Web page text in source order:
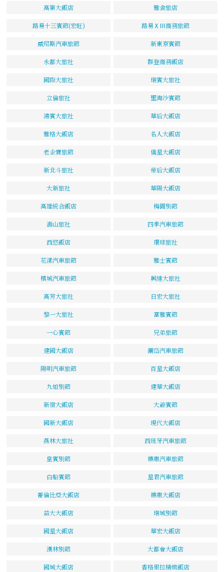
高第大飯店 雅舍旅店
路易十三賓館(宏旺) 路易ⅩⅢ商務旅館
威尼斯汽車旅館 新東京賓館
永都大旅社 群登商務飯店
國際大旅社 瑞賓大旅社
立倫旅社 聖淘沙賓館
鴻賓大旅社 華后大飯店
雅格大飯店 名人大飯店
老企寶旅館 僑星大飯店
新北斗旅社 帝后大飯店
大新旅社 華陽大飯店
高雄統合飯店 梅園別館
壽山旅社 四季汽車旅館
西悠飯店 環球旅社
花漾汽車旅館 雅士賓館
檳城汽車旅館 興達大旅社
高芳大旅社 日宏大旅社
黎一大旅社 富雅賓館
一心賓館 兄弟旅館
建國大飯店 潮岱汽車旅館
陽明汽車旅館 百星大飯店
九如別館 建華大飯店
新宿大飯店 大爺賓館
國新大飯店 現代大飯店
燕林大旅社 西班牙汽車旅館
皇賓別館 德惠汽車旅館
白船賓館 星君汽車旅館
哥倫比亞大飯店 德惠大飯店
益大大飯店 瑞城別館
國星大飯店 華宏大飯店
漢林別館 大都會大飯店
國城大飯店 香格里拉精緻飯店